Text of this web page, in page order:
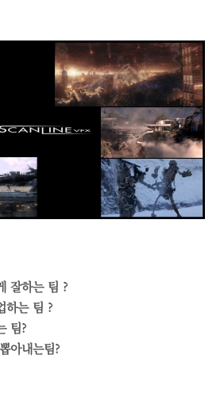
잘하는 팀 ?
하는 팀 ?
팀?
아내는팀?